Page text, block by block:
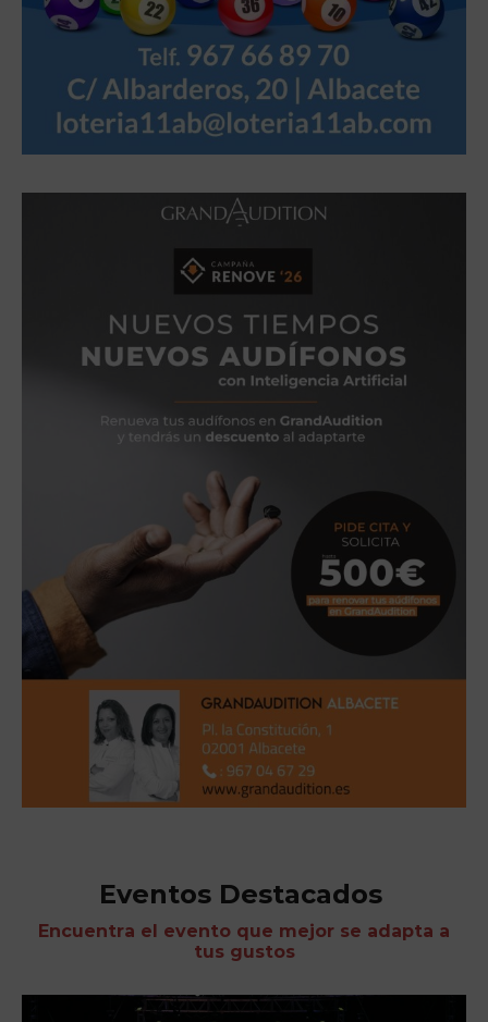
Eventos Destacados
Encuentra el evento que mejor se adapta a
tus gustos